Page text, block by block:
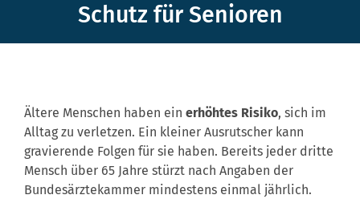
Schutz für Senioren
Ältere Menschen haben ein erhöhtes Risiko, sich im
Alltag zu verletzen. Ein kleiner Ausrutscher kann
gravierende Folgen für sie haben. Bereits jeder dritte
Mensch über 65 Jahre stürzt nach Angaben der
Bundesärztekammer mindestens einmal jährlich.